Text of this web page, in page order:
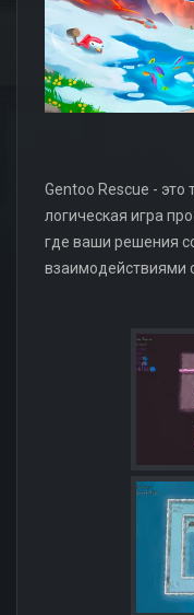
Gentoo Rescue - это
логическая игра
где ваши решения
взаимодействиями